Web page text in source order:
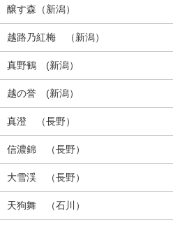
醸す森（新潟）
越路乃紅梅 （新潟）
真野鶴 (新潟）
越の誉 (新潟）
真澄 （長野）
信濃錦 （長野）
大雪渓 （長野）
天狗舞 （石川）